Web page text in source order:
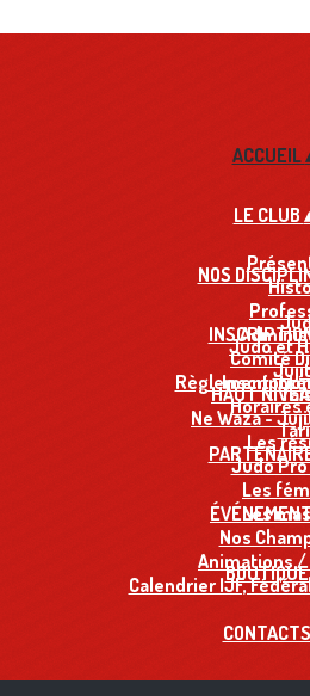
ACCUEIL
LE CLUB
Comité
Règlement
NOS
Judo et
Ne Waza -
Horaires
HAUT
Les
Judo
Les
Les
Nos
Animations /
Calendrier IJF,
CONTACTS